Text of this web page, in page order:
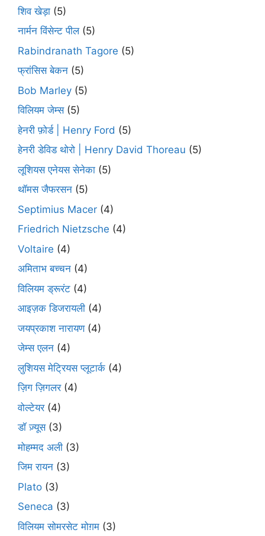
शिव खेड़ा (5)
नार्मन विंसेन्ट पील(5)
Rabindranath Tagore (5)
फ्रांसिस बेकन (5)
Bob Marley (5)
विलियम जेम्स(5)
हेनरी फ़ोर्ड | Henry Ford (5)
हेनरी डेविड थोरो | Henry David Thoreau (5)
लूशियस एनेयस सेनेका (5)
थॉमस जैफरसन (5)
Septimius Macer (4)
Friedrich Nietzsche (4)
Voltaire (4)
अमिताभ बच्चन (4)
विलियम ड्रूरंट (4)
आइज़क डिजरायली (4)
जयप्रकाश नारायण(4)
जेम्स एलन (4)
लुशियस मेट्रियस प्लूटार्क (4)
ज़िग ज़िगलर(4)
वोल्टेयर(4)
डॉ ज़्यूस(3)
मोहम्मद अली (3)
जिम रायन (3)
Plato (3)
Seneca (3)
विलियम सोमरसेट मोग़म (3)